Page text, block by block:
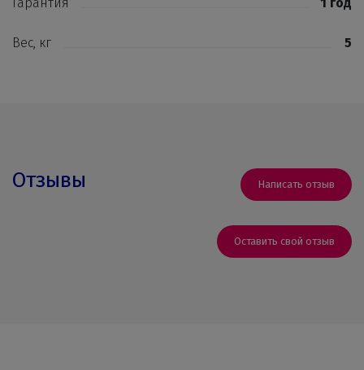
Вес, кг 5
Отзывы Написать отзыв
Оставить свой отзыв